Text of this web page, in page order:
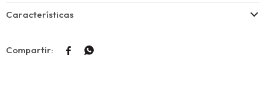
Características
 